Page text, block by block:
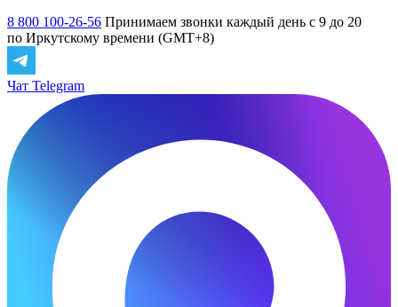
8 800 100-26-56 Принимаем звонки каждый день с 9 до 20
по Иркутскому времени (GMT+8)
Чат Telegram